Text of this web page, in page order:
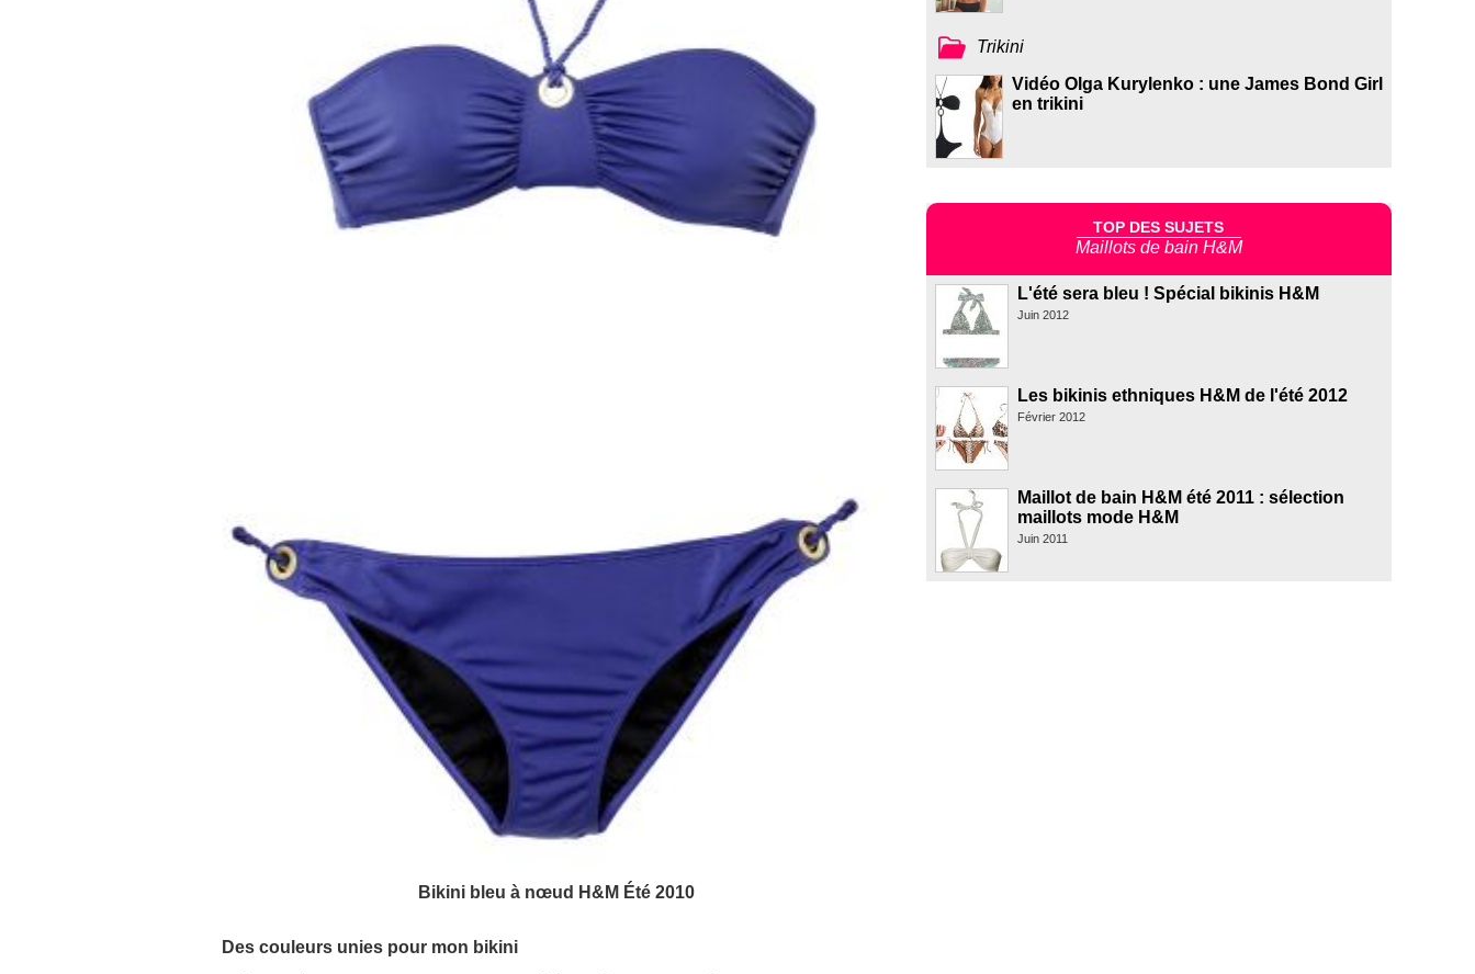
Bikini bleu à nœud H&M Été 2010
Des couleurs unies pour mon bikini
Trikini
Vidéo Olga Kurylenko : une James Bond Girl
en trikini
TOP DES SUJETS
Maillots de bain H&M
L'été sera bleu ! Spécial bikinis H&M
Juin 2012
Les bikinis ethniques H&M de l'été 2012
Février 2012
Maillot de bain H&M été 2011 : sélection
maillots mode H&M
Juin 2011